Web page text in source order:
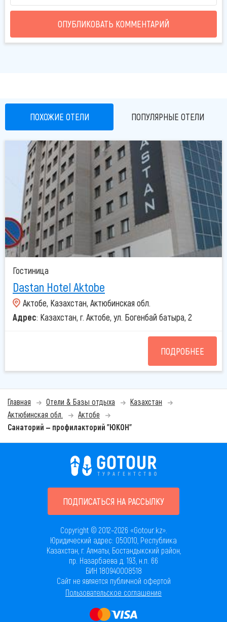
Мы лечим заболевания суставов и опорно-
двигательного аппарата, нервной системы, органов
как оздоровительный лагерь для детей от 7 до 14 лет.
ОПУБЛИКОВАТЬ КОММЕНТАРИЙ
ПОХОЖИЕ ОТЕЛИ ПОПУЛЯРНЫЕ ОТЕЛИ
Гостиница
Dastan Hotel Aktobe
Актобе, Казахстан, Актюбинская обл.
Адрес: Казахстан, г. Актобе, ул. Богенбай батыра, 2
ПОДРОБНЕЕ
Главная Отели & Базы отдыха
Казахстан
Актюбинская обл.
Актобе
Санаторий — профилакторий "ЮКОН"
ПОДПИСАТЬСЯ НА РАССЫЛКУ
Copyright © 2012–2026 «Gotour.kz».
Юридический адрес: 050010, Республика
Казахстан, г. Алматы, Бостандыкский район,
пр. Назарбаева д. 193, н.п. 66
БИН 180940008518
Сайт не является публичной офертой
Пользовательское соглашение